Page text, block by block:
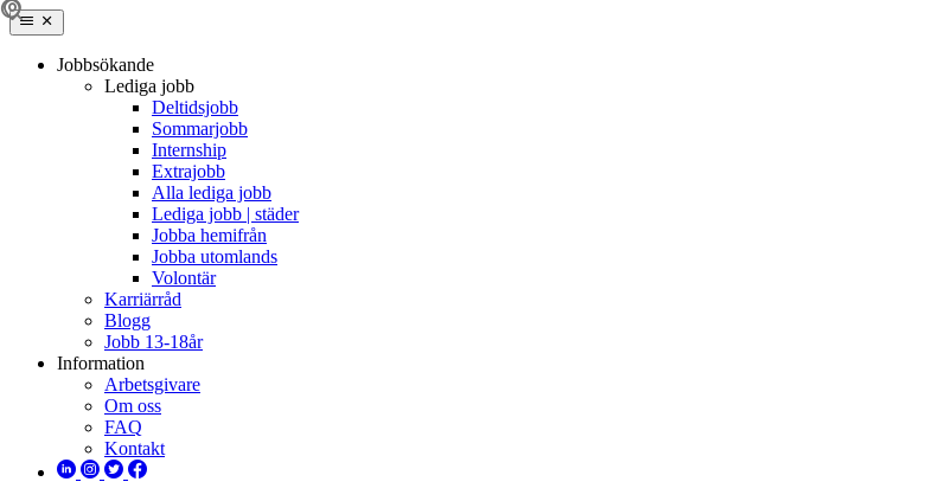
Jobbsökande
Lediga jobb
Deltidsjobb
Sommarjobb
Internship
Extrajobb
Alla lediga jobb
Lediga jobb | städer
Jobba hemifrån
Jobba utomlands
Volontär
Karriärråd
Blogg
Jobb 13-18år
Information
Arbetsgivare
Om oss
FAQ
Kontakt